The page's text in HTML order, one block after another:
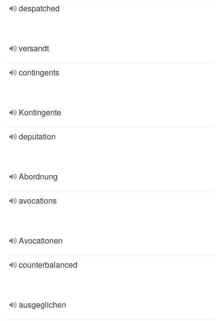
despatched
versandt
contingents
Kontingente
deputation
Abordnung
avocations
Avocationen
counterbalanced
ausgeglichen